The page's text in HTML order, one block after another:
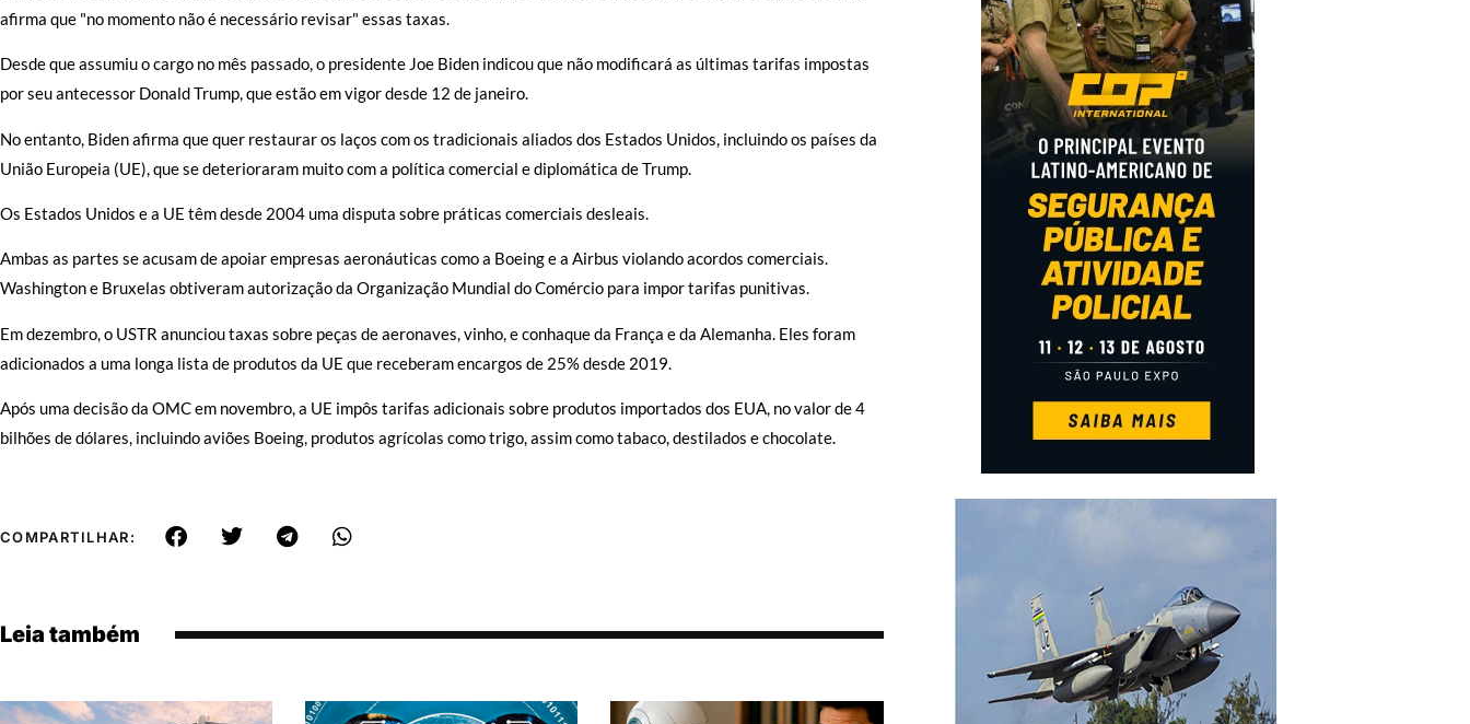
afirma que "no momento não é necessário revisar" essas taxas.
Desde que assumiu o cargo no mês passado, o presidente Joe Biden indicou que não modificará as últimas tarifas impostas
por seu antecessor Donald Trump, que estão em vigor desde 12 de janeiro.
No entanto, Biden afirma que quer restaurar os laços com os tradicionais aliados dos Estados Unidos, incluindo os países da
União Europeia (UE), que se deterioraram muito com a política comercial e diplomática de Trump.
Os Estados Unidos e a UE têm desde 2004 uma disputa sobre práticas comerciais desleais.
Ambas as partes se acusam de apoiar empresas aeronáuticas como a Boeing e a Airbus violando acordos comerciais.
Washington e Bruxelas obtiveram autorização da Organização Mundial do Comércio para impor tarifas punitivas.
Em dezembro, o USTR anunciou taxas sobre peças de aeronaves, vinho, e conhaque da França e da Alemanha. Eles foram
adicionados a uma longa lista de produtos da UE que receberam encargos de 25% desde 2019.
Após uma decisão da OMC em novembro, a UE impôs tarifas adicionais sobre produtos importados dos EUA, no valor de 4
bilhões de dólares, incluindo aviões Boeing, produtos agrícolas como trigo, assim como tabaco, destilados e chocolate.
COMPARTILHAR:
Leia também